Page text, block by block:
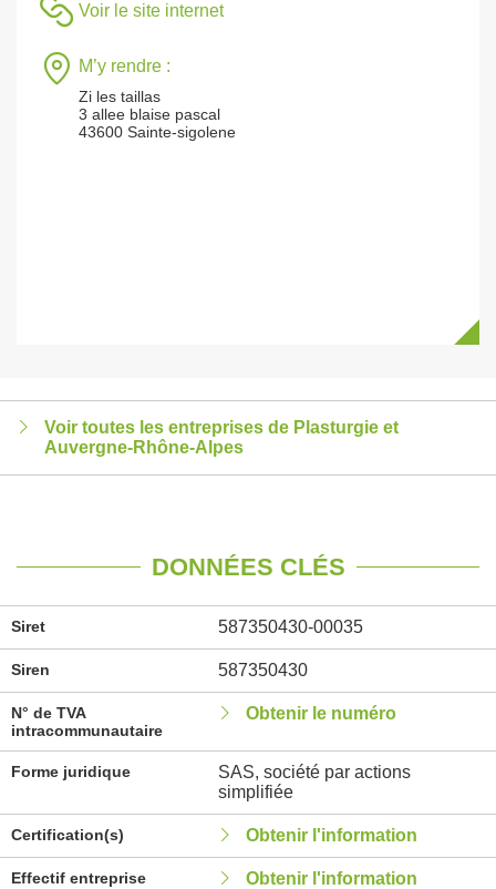
Voir le site internet
M’y rendre :
Zi les taillas
3 allee blaise pascal
43600 Sainte-sigolene
Voir toutes les entreprises de Plasturgie et
Auvergne-Rhône-Alpes
DONNÉES CLÉS
Siret 587350430-00035
Siren 587350430
N° de TVA
intracommunautaire
Obtenir le numéro
Forme juridique
SAS, société par actions
simplifiée
Certification(s) Obtenir l'information
Effectif entreprise Obtenir l'information